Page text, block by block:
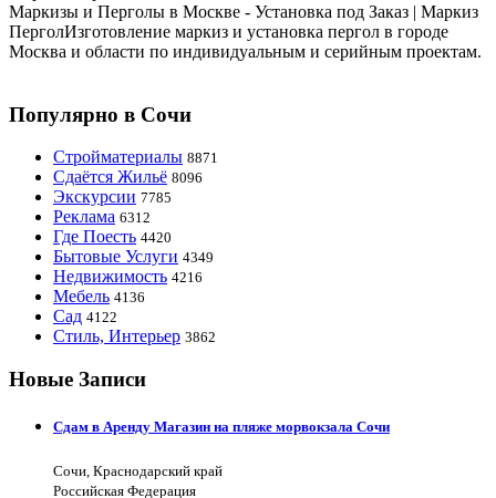
Маркизы и Перголы в Москве - Установка под Заказ | Маркиз
ПерголИзготовление маркиз и установка пергол в городе
Москва и области по индивидуальным и серийным проектам.
Популярно в Сочи
Стройматериалы 8871
Сдаётся Жильё 8096
Экскурсии 7785
Реклама 6312
Где Поесть 4420
Бытовые Услуги 4349
Недвижимость 4216
Мебель 4136
Сад 4122
Стиль, Интерьер 3862
Новые Записи
Сдам в Аренду Магазин на пляже морвокзала Сочи
Сочи, Краснодарский край
Российская Федерация